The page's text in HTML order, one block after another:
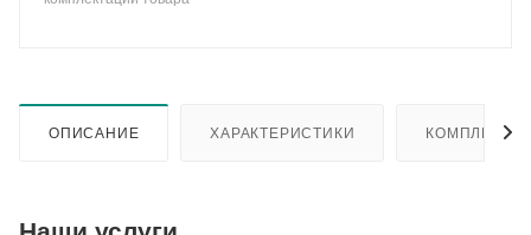
ОПИСАНИЕ ХАРАКТЕРИСТИКИ